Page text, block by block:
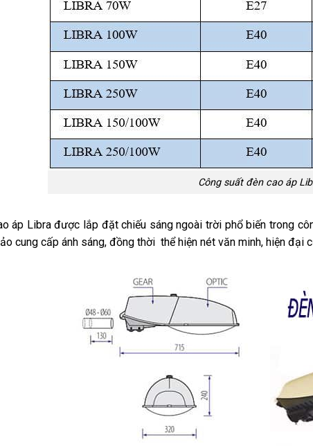
Công suất đèn cao áp
áp Libra được lắp đặt chiếu sáng ngoài trời phổ biến trong
cung cấp ánh sáng, đồng thời thể hiện nét văn minh, hiện đại